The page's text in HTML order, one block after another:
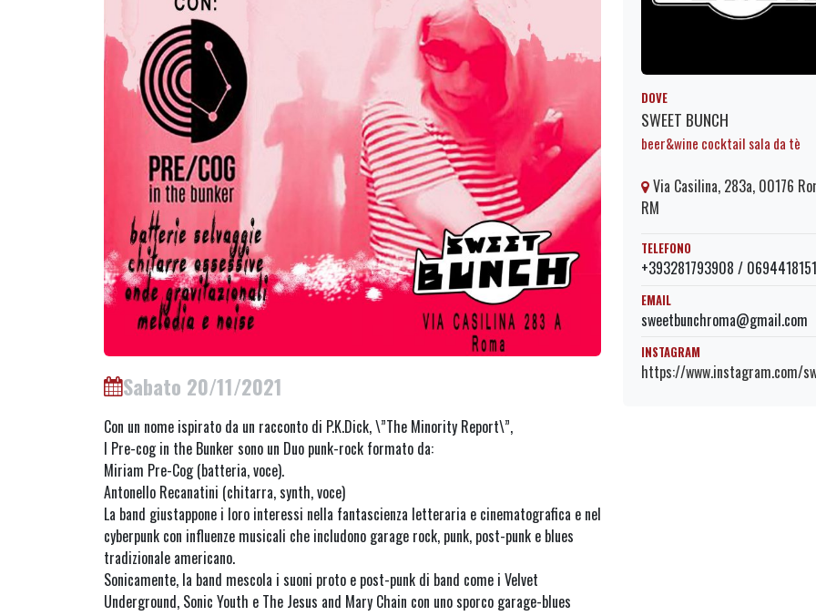
Sabato 20/11/2021
Con un nome ispirato da un racconto di P.K.Dick, \”The Minority Report\”,
I Pre-cog in the Bunker sono un Duo punk-rock formato da:
Miriam Pre-Cog (batteria, voce).
Antonello Recanatini (chitarra, synth, voce)
La band giustappone i loro interessi nella fantascienza letteraria e cinematografica e nel
cyberpunk con influenze musicali che includono garage rock, punk, post-punk e blues
tradizionale americano.
Sonicamente, la band mescola i suoni proto e post-punk di band come i Velvet
Underground, Sonic Youth e The Jesus and Mary Chain con uno sporco garage-blues
DOVE
SWEET BUNCH
beer&wine cocktail sala da tè
Via Casilina, 283a, 00176
RM
TELEFONO
+393281793908 / 0694418151
EMAIL
sweetbunchroma@gmail.com
INSTAGRAM
https://www.instagram.com/